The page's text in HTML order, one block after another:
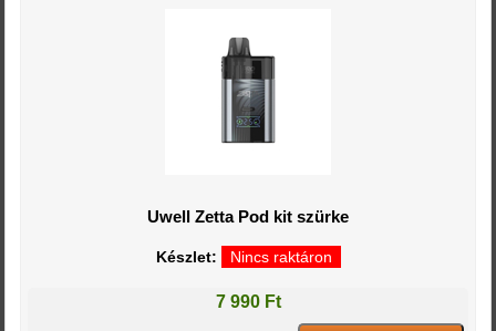
Uwell Zetta Pod kit szürke
Készlet: Nincs raktáron
7 990 Ft